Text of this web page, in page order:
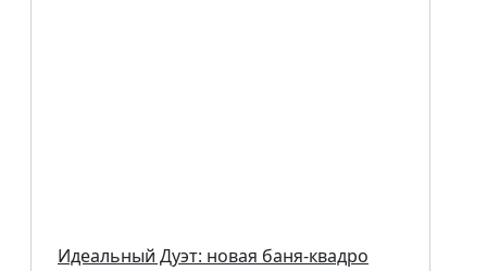
Идеальный Дуэт: новая баня-квадро